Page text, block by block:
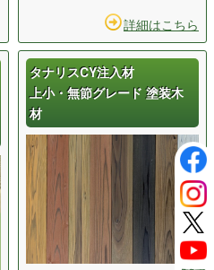
詳細はこちら
タナリスCY注入材
上小・無節グレード 塗装木
材